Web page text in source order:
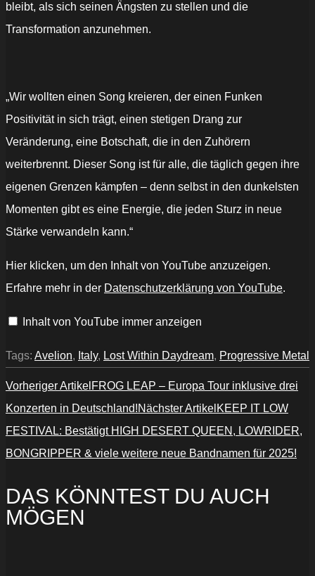
bleibt, als sich seinen Ängsten zu stellen und die
Transformation anzunehmen.
„Wir wollten einen Song kreieren, der einen Funken
Positivität in sich trägt, einen stetigen Drang zur
Veränderung, eine Botschaft, die in den Zuhörern
weiterbrennt. Dieser Song ist für alle, die täglich gegen ihre
eigenen Grenzen kämpfen – denn selbst in den dunkelsten
Momenten gibt es eine Energie, die jeden Sturz in neue
Stärke verwandeln kann.“
„AVELION
–
Within
YouTube
Hier klicken, um den Inhalt von YouTube anzuzeigen.
Erfahre mehr in der Datenschutzerklärung von YouTube.
Inhalt von YouTube immer anzeigen
Tags: Avelion, Italy, Lost Within Daydream, Progressive Metal
Vorheriger Artikel FROG LEAP – Europa Tour inklusive drei
Konzerten in Deutschland!Nächster Artikel KEEP IT LOW
FESTIVAL: Bestätigt HIGH DESERT QUEEN, LOWRIDER,
BONGRIPPER & viele weitere neue Bandnamen für 2025!
DAS KÖNNTEST DU AUCH
MÖGEN